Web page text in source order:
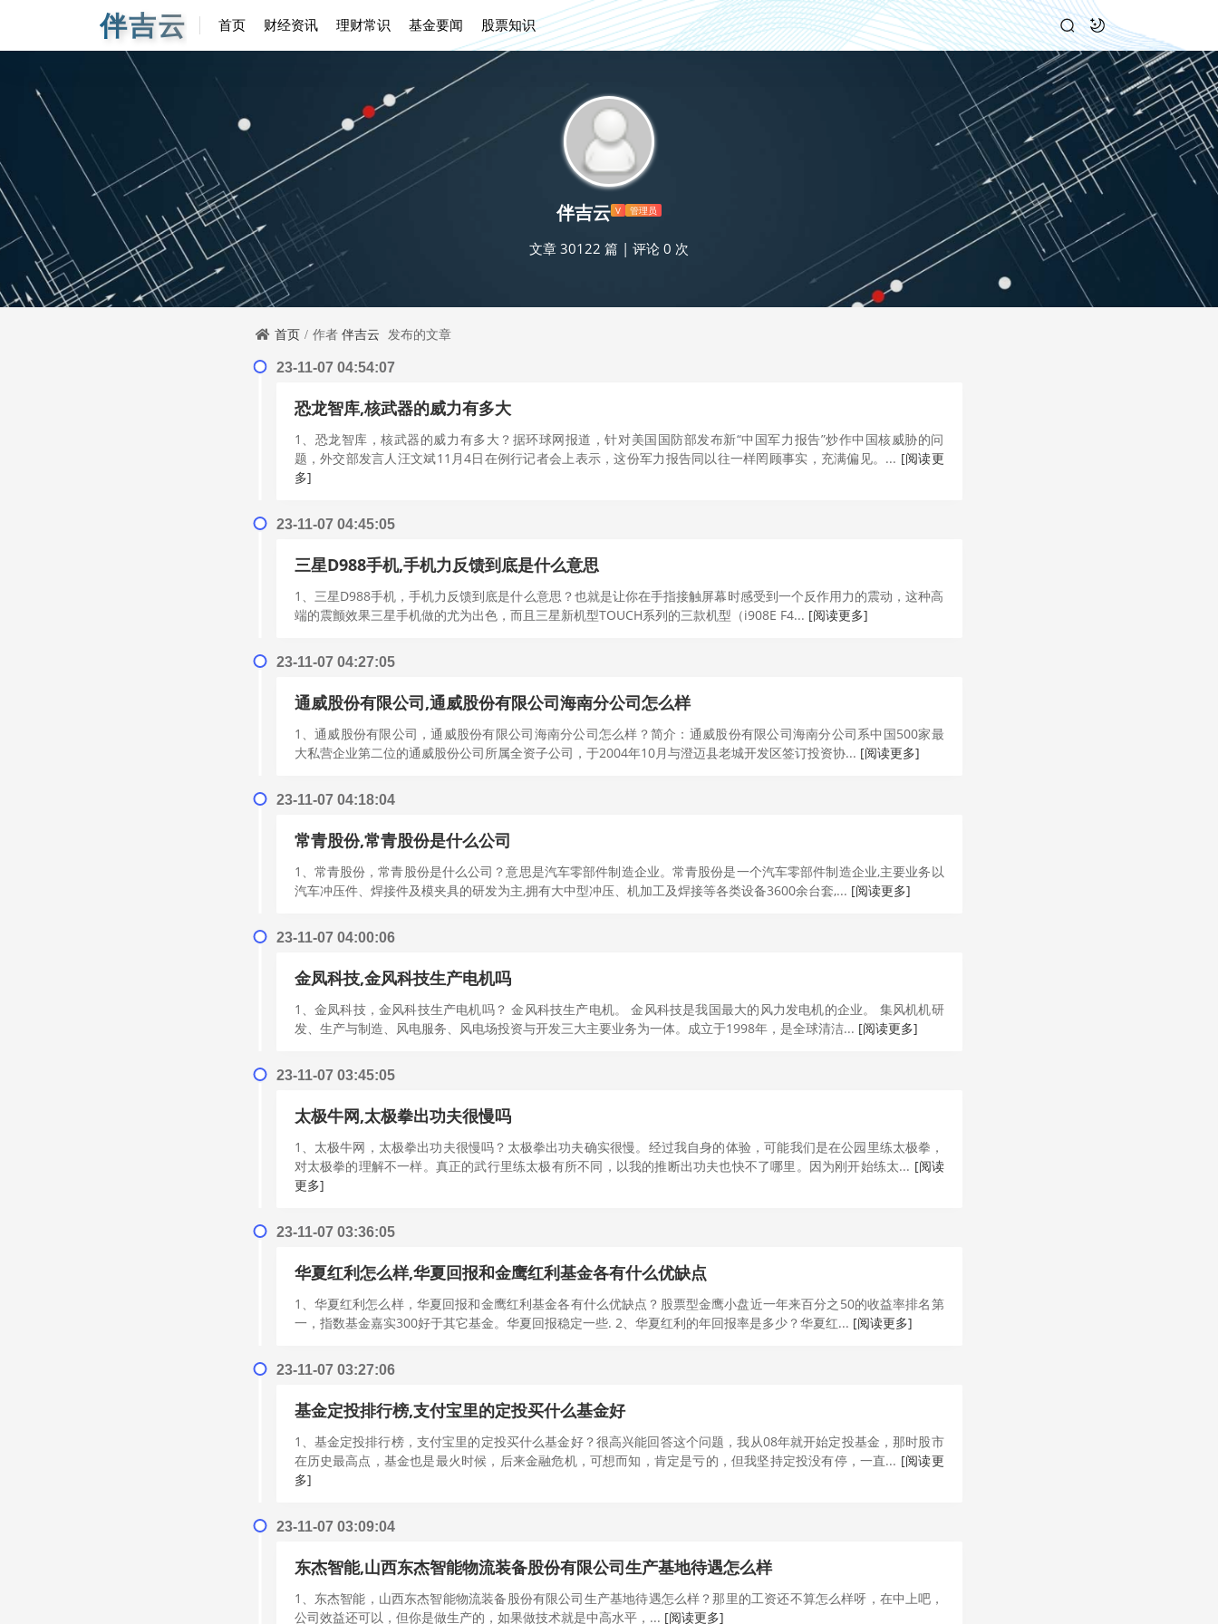
伴吉云 首页 财经资讯 理财常识 基金要闻 股票知识
伴吉云 V 管理员
文章 30122 篇 | 评论 0 次
首页 作者 伴吉云 发布的文章
23-11-07 04:54:07
恐龙智库,核武器的威力有多大
1、恐龙智库，核武器的威力有多大？据环球网报道，针对美国国防部发布新“中国军力报告”炒作中国核威胁的问
题，外交部发言人汪文斌11月4日在例行记者会上表示，这份军力报告同以往一样罔顾事实，充满偏见。... [阅读更
多]
23-11-07 04:45:05
三星D988手机,手机力反馈到底是什么意思
1、三星D988手机，手机力反馈到底是什么意思？也就是让你在手指接触屏幕时感受到一个反作用力的震动，这种高
端的震颤效果三星手机做的尤为出色，而且三星新机型TOUCH系列的三款机型（i908E F4... [阅读更多]
23-11-07 04:27:05
通威股份有限公司,通威股份有限公司海南分公司怎么样
1、通威股份有限公司，通威股份有限公司海南分公司怎么样？简介：通威股份有限公司海南分公司系中国500家最
大私营企业第二位的通威股份公司所属全资子公司，于2004年10月与澄迈县老城开发区签订投资协... [阅读更多]
23-11-07 04:18:04
常青股份,常青股份是什么公司
1、常青股份，常青股份是什么公司？意思是汽车零部件制造企业。常青股份是一个汽车零部件制造企业,主要业务以
汽车冲压件、焊接件及模夹具的研发为主,拥有大中型冲压、机加工及焊接等各类设备3600余台套,... [阅读更多]
23-11-07 04:00:06
金凤科技,金风科技生产电机吗
1、金凤科技，金风科技生产电机吗？ 金风科技生产电机。 金风科技是我国最大的风力发电机的企业。 集风机机研
发、生产与制造、风电服务、风电场投资与开发三大主要业务为一体。成立于1998年，是全球清洁... [阅读更多]
23-11-07 03:45:05
太极牛网,太极拳出功夫很慢吗
1、太极牛网，太极拳出功夫很慢吗？太极拳出功夫确实很慢。经过我自身的体验，可能我们是在公园里练太极拳，
对太极拳的理解不一样。真正的武行里练太极有所不同，以我的推断出功夫也快不了哪里。因为刚开始练太... [阅读
更多]
23-11-07 03:36:05
华夏红利怎么样,华夏回报和金鹰红利基金各有什么优缺点
1、华夏红利怎么样，华夏回报和金鹰红利基金各有什么优缺点？股票型金鹰小盘近一年来百分之50的收益率排名第
一，指数基金嘉实300好于其它基金。华夏回报稳定一些. 2、华夏红利的年回报率是多少？华夏红... [阅读更多]
23-11-07 03:27:06
基金定投排行榜,支付宝里的定投买什么基金好
1、基金定投排行榜，支付宝里的定投买什么基金好？很高兴能回答这个问题，我从08年就开始定投基金，那时股市
在历史最高点，基金也是最火时候，后来金融危机，可想而知，肯定是亏的，但我坚持定投没有停，一直... [阅读更
多]
23-11-07 03:09:04
东杰智能,山西东杰智能物流装备股份有限公司生产基地待遇怎么样
1、东杰智能，山西东杰智能物流装备股份有限公司生产基地待遇怎么样？那里的工资还不算怎么样呀，在中上吧，
公司效益还可以，但你是做生产的，如果做技术就是中高水平，... [阅读更多]